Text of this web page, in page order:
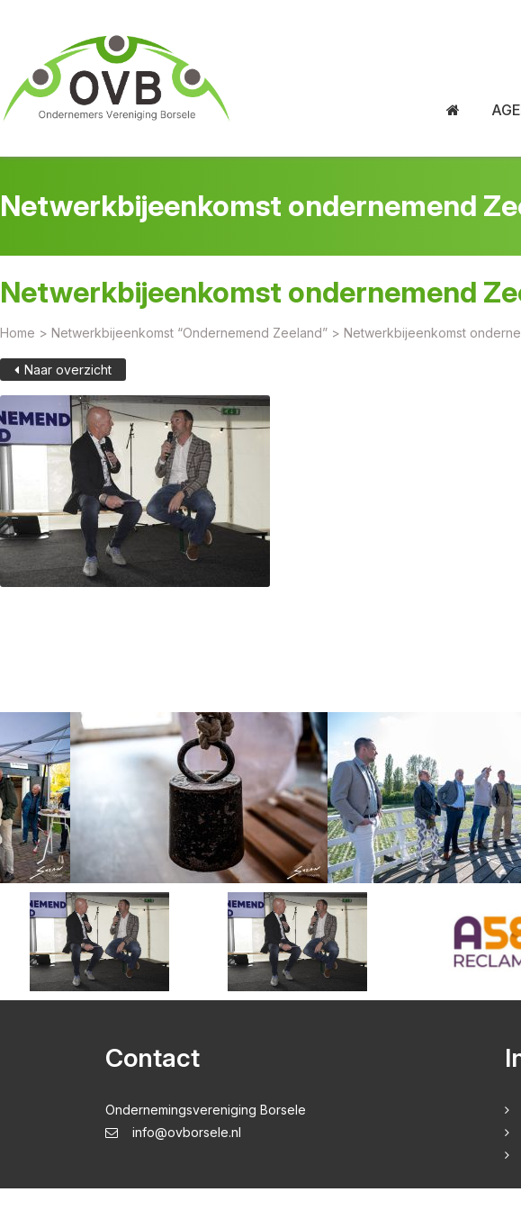
Netwerkbijeenkomst ondernemend
Netwerkbijeenkomst ondernemend
Home > Netwerkbijeenkomst “Ondernemend Zeeland” > Netwerkbijeenkomst
Naar overzicht
Contact
Ondernemingsvereniging Borsele
info@ovborsele.nl